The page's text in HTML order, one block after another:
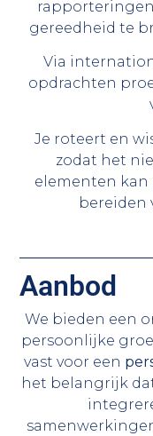
gereedheid te
Via
opdrachten
Je roteert en
zodat het
elementen kan
bereiden
Aanbod
We bieden een
persoonlijke
vast voor een
het belangrijk